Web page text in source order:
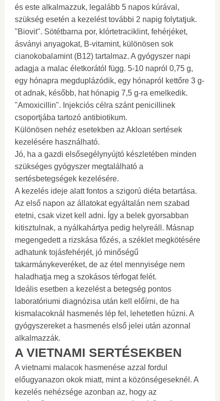
és este alkalmazzuk, legalább 5 napos kúrával,
szükség esetén a kezelést további 2 napig folytatjuk.
"Biovit". Sötétbarna por, klórtetraciklint, fehérjéket,
ásványi anyagokat, B-vitamint, különösen sok
cianokobalamint (B12) tartalmaz. A gyógyszer napi
adagja a malac életkorától függ. 5-10 napról 0,75 g,
egy hónapra megduplázódik, egy hónapról kettőre 3 g-
ot adnak, később, hat hónapig 7,5 g-ra emelkedik.
"Amoxicillin". Injekciós célra szánt penicillinek
csoportjába tartozó antibiotikum.
Különösen nehéz esetekben az Akloan sertések
kezelésére használható.
Jó, ha a gazdi elsősegélynyújtó készletében minden
szükséges gyógyszer megtalálható a
sertésbetegségek kezelésére.
A kezelés ideje alatt fontos a szigorú diéta betartása.
Az első napon az állatokat egyáltalán nem szabad
etetni, csak vizet kell adni. Így a belek gyorsabban
kitisztulnak, a nyálkahártya pedig helyreáll. Másnap
megengedett a rizskása főzés, a széklet megkötésére
adhatunk tojásfehérjét, jó minőségű
takarmánykeveréket, de az étel mennyisége nem
haladhatja meg a szokásos térfogat felét.
Ideális esetben a kezelést a betegség pontos
laboratóriumi diagnózisa után kell előírni, de ha
kismalacoknál hasmenés lép fel, lehetetlen húzni. A
gyógyszereket a hasmenés első jelei után azonnal
alkalmazzák.
A VIETNAMI SERTÉSEKBEN
A vietnami malacok hasmenése azzal fordul
előugyanazon okok miatt, mint a közönségeseknél. A
kezelés nehézsége azonban az, hogy az